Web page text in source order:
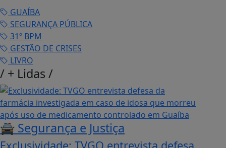
GUAÍBA
SEGURANÇA PÚBLICA
31º BPM
GESTÃO DE CRISES
LIVRO
/ + Lidas /
🚔 Segurança e Justiça